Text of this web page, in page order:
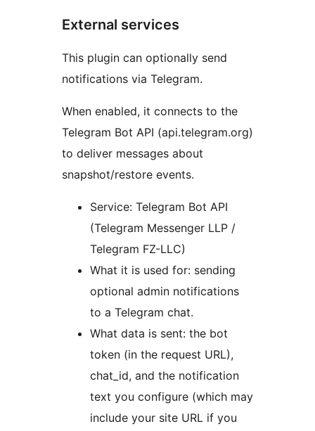
External services
This plugin can optionally send
notifications via Telegram.
When enabled, it connects to the
Telegram Bot API (api.telegram.org)
to deliver messages about
snapshot/restore events.
Service: Telegram Bot API
(Telegram Messenger LLP /
Telegram FZ-LLC)
What it is used for: sending
optional admin notifications
to a Telegram chat.
What data is sent: the bot
token (in the request URL),
chat_id, and the notification
text you configure (which may
include your site URL if you